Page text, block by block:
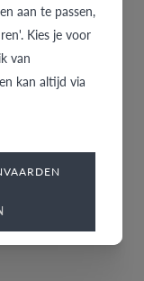
aan te passen,
Kies je voor
van
kan altijd via